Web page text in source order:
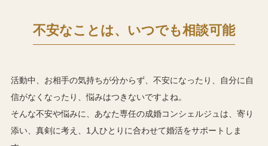
不安なことは、いつでも相談可能
活動中、お相手の気持ちが分からず、不安になったり、自分に自
信がなくなったり、悩みはつきないですよね。
そんな不安や悩みに、あなた専任の成婚コンシェルジュは、寄り
添い、真剣に考え、1人ひとりに合わせて婚活をサポートしま